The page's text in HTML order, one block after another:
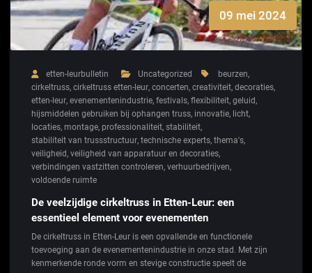
09 mei 2024
etten-leurbulletin Uncategorized beurzen,
cirkeltruss, cirkeltruss etten-leur, concerten, creativiteit, decoraties,
etten-leur, evenementenindustrie, festivals, flexibiliteit, geluid,
hijsmiddelen gebruiken bij ophangen truss, innovatie, licht,
locaties, montage, professionaliteit, stabiliteit,
stabiliteit van trussstructuur, technische experts, thema's,
veiligheid, veiligheid van apparatuur en decoraties,
verbindingen vastzitten controleren, verhuurbedrijven,
voldoende ruimte
De veelzijdige cirkeltruss in Etten-Leur: een
essentieel element voor evenementen
De cirkeltruss in Etten-Leur is een opvallende en functionele
toevoeging aan de evenementenindustrie in onze stad. Met zijn
kenmerkende ronde vorm en stevige constructie speelt de